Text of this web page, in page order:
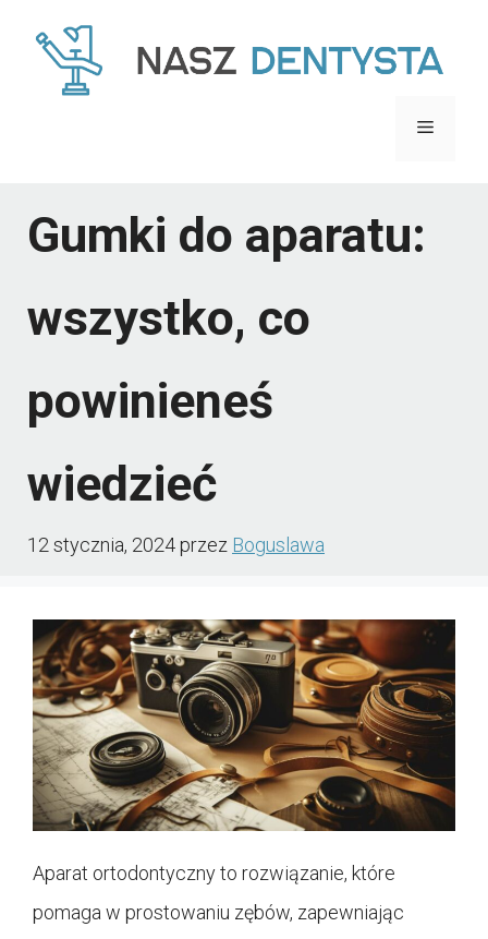
Menu
Gumki do aparatu:
wszystko, co
powinieneś
wiedzieć
12 stycznia, 2024przez Boguslawa
Aparat ortodontyczny to rozwiązanie, które
pomaga w prostowaniu zębów, zapewniając